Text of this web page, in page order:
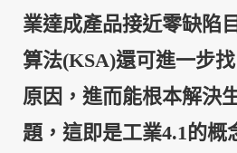
業達成產品接近零缺陷
算法(KSA)還可進一步
原因，進而能根本解決
題，這即是工業4.1的概